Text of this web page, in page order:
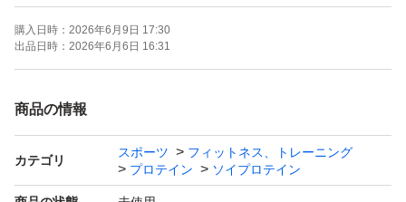
購入日時： 2026年6月9日 17:30
出品日時： 2026年6月6日 16:31
商品の情報
カテゴリ
スポーツ
フィットネス、トレーニング
プロテイン
ソイプロテイン